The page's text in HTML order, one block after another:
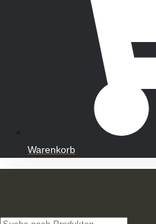
Warenkorb